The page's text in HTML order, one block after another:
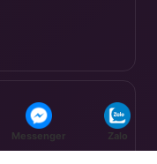
Messenger Zalo